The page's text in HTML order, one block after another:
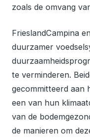
zoals de omvang
FrieslandCampina
duurzamer
te verminderen.
gecommitteerd aan
een van hun
van de
de manieren om